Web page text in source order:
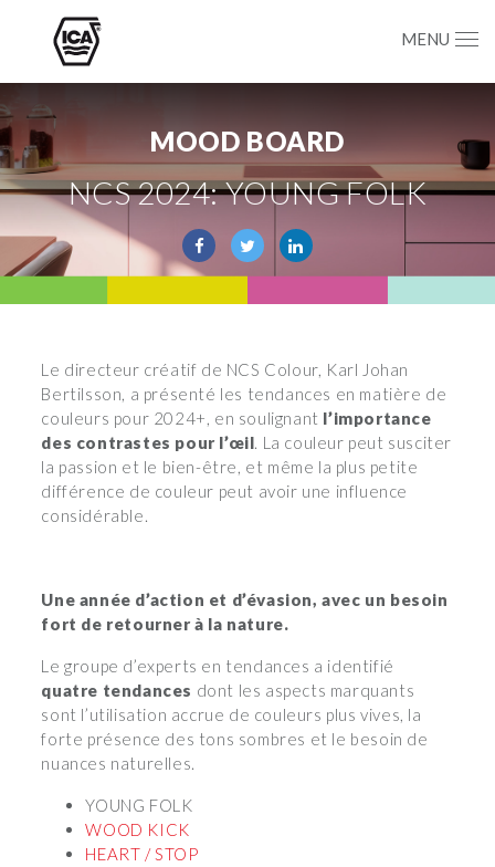
MENU
MOOD BOARD
NCS 2024: YOUNG FOLK
Le directeur créatif de NCS Colour, Karl Johan
Bertilsson, a présenté les tendances en matière de
couleurs pour 2024+, en soulignant l’importance
des contrastes pour l’œil. La couleur peut susciter
la passion et le bien-être, et même la plus petite
différence de couleur peut avoir une influence
considérable.
Une année d’action et d’évasion, avec un besoin
fort de retourner à la nature.
Le groupe d’experts en tendances a identifié
quatre tendances dont les aspects marquants
sont l’utilisation accrue de couleurs plus vives, la
forte présence des tons sombres et le besoin de
nuances naturelles.
YOUNG FOLK
WOOD KICK
HEART / STOP